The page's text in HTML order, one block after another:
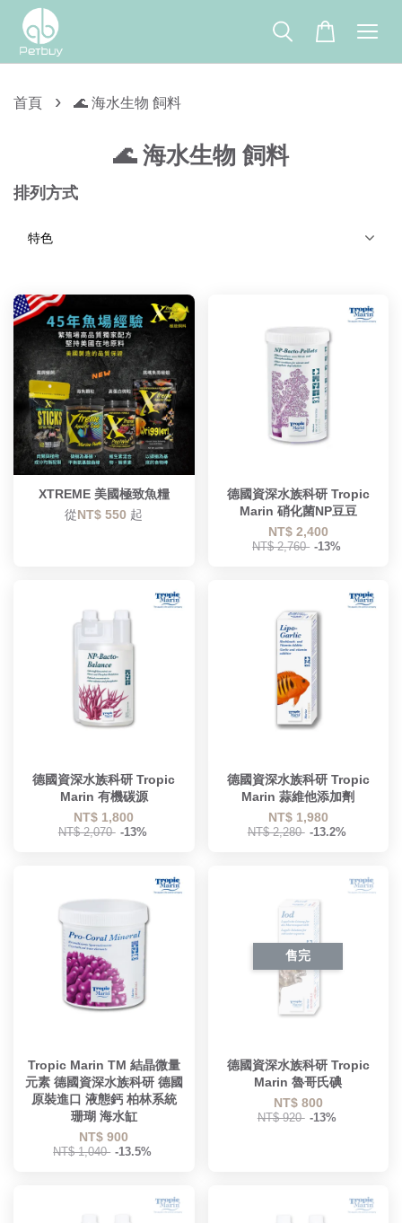
首頁 › 🌊 海水生物 飼料
🌊 海水生物 飼料
排列方式
XTREME 美國極致魚糧
從NT$ 550 起
德國資深水族科研 Tropic
Marin 硝化菌NP豆豆
NT$ 2,400
NT$ 2,760 -13%
德國資深水族科研 Tropic
Marin 有機碳源
NT$ 1,800
NT$ 2,070 -13%
德國資深水族科研 Tropic
Marin 蒜維他添加劑
NT$ 1,980
NT$ 2,280 -13.2%
Tropic Marin TM 結晶微量
元素 德國資深水族科研 德國
原裝進口 液態鈣 柏林系統
珊瑚 海水缸
NT$ 900
NT$ 1,040 -13.5%
售完
德國資深水族科研 Tropic
Marin 魯哥氏碘
NT$ 800
NT$ 920 -13%